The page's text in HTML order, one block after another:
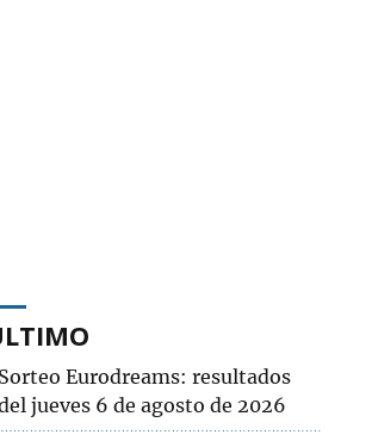
Sorteo Eurodreams: resultados
jueves 6 de agosto de 2026